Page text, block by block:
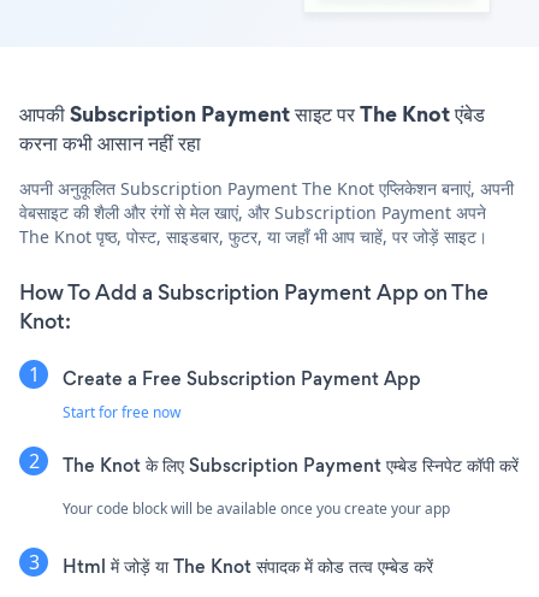
आपकी Subscription Payment साइट पर The Knot एंबेड
करना कभी आसान नहीं रहा
अपनी अनुकूलित Subscription Payment The Knot एप्लिकेशन बनाएं, अपनी
वेबसाइट की शैली और रंगों से मेल खाएं, और Subscription Payment अपने
The Knot पृष्ठ, पोस्ट, साइडबार, फुटर, या जहाँ भी आप चाहें, पर जोड़ें साइट।
How To Add a Subscription Payment App on The
Knot:
Create a Free Subscription Payment App
Start for free now
The Knot के लिए Subscription Payment एम्बेड स्निपेट कॉपी करें
Your code block will be available once you create your app
Html में जोड़ें या The Knot संपादक में कोड तत्व एम्बेड करें